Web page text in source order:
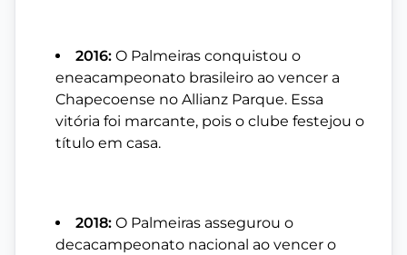
2016: O Palmeiras conquistou o
eneacampeonato brasileiro ao vencer a
Chapecoense no Allianz Parque. Essa
vitória foi marcante, pois o clube festejou o
título em casa.
2018: O Palmeiras assegurou o
decacampeonato nacional ao vencer o